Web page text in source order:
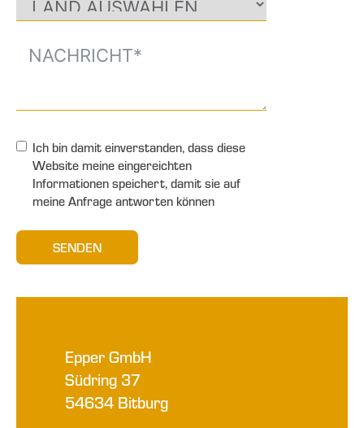
Ich bin damit einverstanden, dass diese
Website meine eingereichten
Informationen speichert, damit sie auf
meine Anfrage antworten können
SENDEN
Epper GmbH
Südring 37
54634 Bitburg